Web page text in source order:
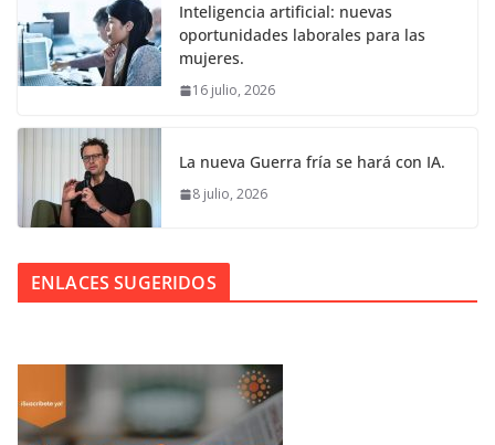
Inteligencia artificial: nuevas
oportunidades laborales para las
mujeres.
16 julio, 2026
La nueva Guerra fría se hará con IA.
8 julio, 2026
ENLACES SUGERIDOS